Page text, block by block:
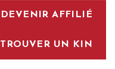
DEVENIR AFFILIÉ
TROUVER UN KIN